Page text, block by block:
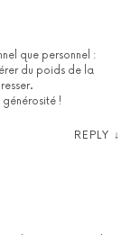
que personnel :
du poids de la
!
REPLY ↓